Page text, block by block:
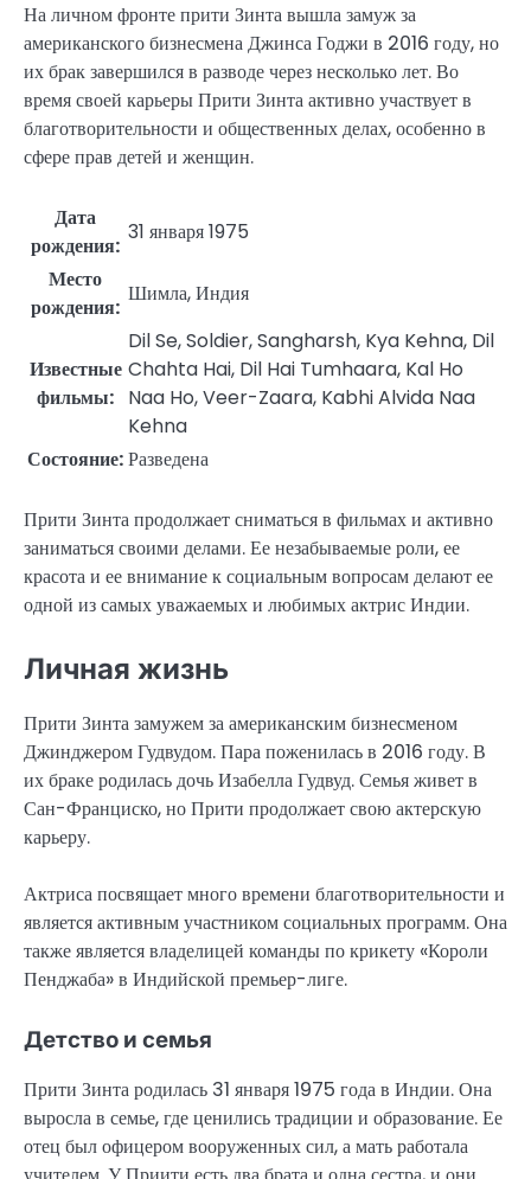
На личном фронте прити Зинта вышла замуж за
американского бизнесмена Джинса Годжи в 2016 году, но
их брак завершился в разводе через несколько лет. Во
время своей карьеры Прити Зинта активно участвует в
благотворительности и общественных делах, особенно в
сфере прав детей и женщин.
Дата
рождения:
31 января 1975
Место
рождения:
Шимла, Индия
Известные
фильмы:
Dil Se, Soldier, Sangharsh, Kya Kehna, Dil
Chahta Hai, Dil Hai Tumhaara, Kal Ho
Naa Ho, Veer-Zaara, Kabhi Alvida Naa
Kehna
Состояние:Разведена
Прити Зинта продолжает сниматься в фильмах и активно
заниматься своими делами. Ее незабываемые роли, ее
красота и ее внимание к социальным вопросам делают ее
одной из самых уважаемых и любимых актрис Индии.
Личная жизнь
Прити Зинта замужем за американским бизнесменом
Джинджером Гудвудом. Пара поженилась в 2016 году. В
их браке родилась дочь Изабелла Гудвуд. Семья живет в
Сан-Франциско, но Прити продолжает свою актерскую
карьеру.
Актриса посвящает много времени благотворительности и
является активным участником социальных программ. Она
также является владелицей команды по крикету «Короли
Пенджаба» в Индийской премьер-лиге.
Детство и семья
Прити Зинта родилась 31 января 1975 года в Индии. Она
выросла в семье, где ценились традиции и образование. Ее
отец был офицером вооруженных сил, а мать работала